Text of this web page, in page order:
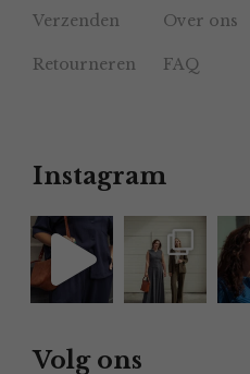
Verzenden Over ons
Retourneren FAQ
Instagram
Volg ons